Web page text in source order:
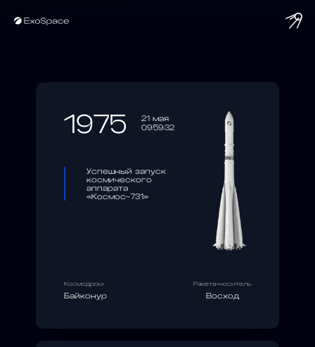
1975
21 мая
09:59:32
Успешный запуск
космического
аппарата
«Космос-731»
Космодром
Байконур
Ракета-носитель
Восход